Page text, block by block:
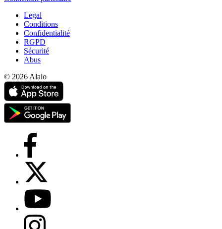
Legal
Conditions
Confidentialité
RGPD
Sécurité
Abus
© 2026 Alaio